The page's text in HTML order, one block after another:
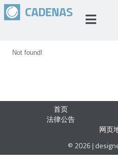
Not found!
首页
法律公告
网页
© 2026 |